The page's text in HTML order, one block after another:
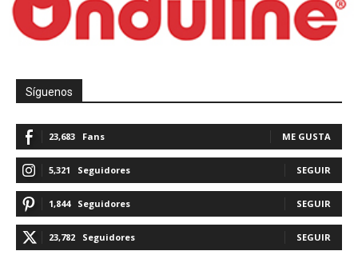
Síguenos
23,683 Fans ME GUSTA
5,321 Seguidores SEGUIR
1,844 Seguidores SEGUIR
23,782 Seguidores SEGUIR